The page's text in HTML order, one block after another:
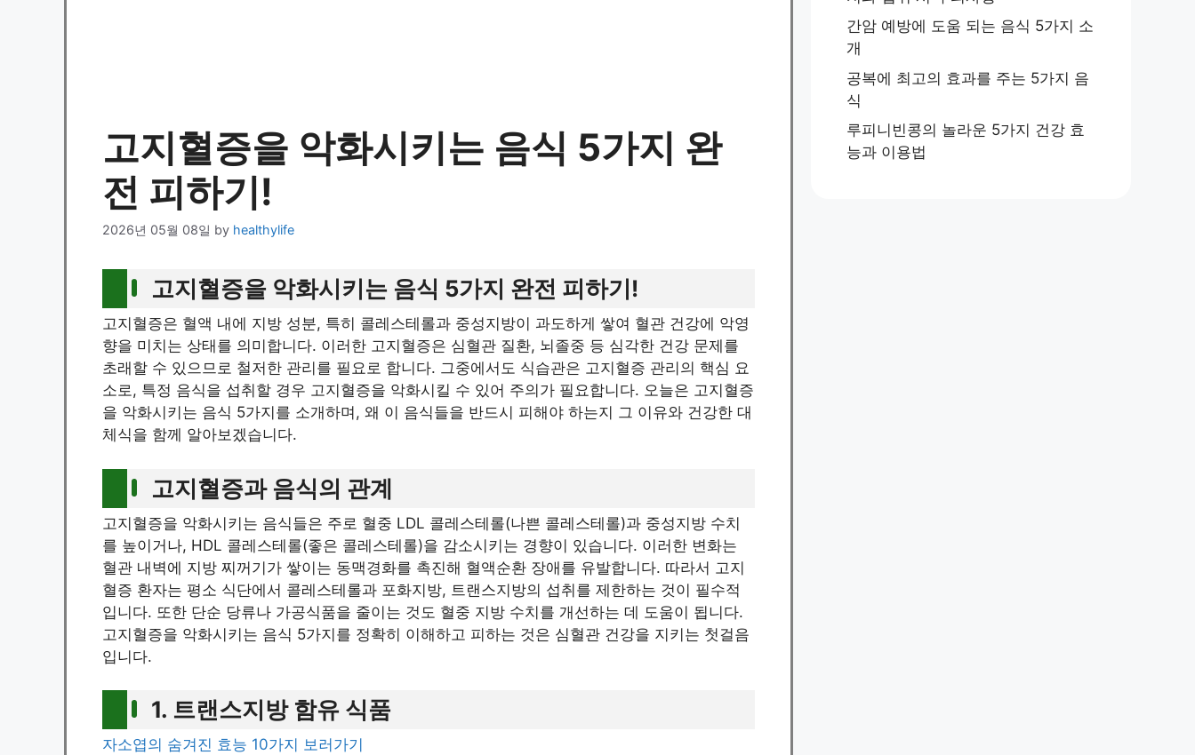
고지혈증을 악화시키는 음식 5가지 완
전 피하기!
2026년 05월 08일 by healthylife
고지혈증을 악화시키는 음식 5가지 완전 피하기!
고지혈증은 혈액 내에 지방 성분, 특히 콜레스테롤과 중성지방이 과도하게 쌓여 혈관 건강에 악영
향을 미치는 상태를 의미합니다. 이러한 고지혈증은 심혈관 질환, 뇌졸중 등 심각한 건강 문제를
초래할 수 있으므로 철저한 관리를 필요로 합니다. 그중에서도 식습관은 고지혈증 관리의 핵심 요
소로, 특정 음식을 섭취할 경우 고지혈증을 악화시킬 수 있어 주의가 필요합니다. 오늘은 고지혈증
을 악화시키는 음식 5가지를 소개하며, 왜 이 음식들을 반드시 피해야 하는지 그 이유와 건강한 대
체식을 함께 알아보겠습니다.
고지혈증과 음식의 관계
고지혈증을 악화시키는 음식들은 주로 혈중 LDL 콜레스테롤(나쁜 콜레스테롤)과 중성지방 수치
를 높이거나, HDL 콜레스테롤(좋은 콜레스테롤)을 감소시키는 경향이 있습니다. 이러한 변화는
혈관 내벽에 지방 찌꺼기가 쌓이는 동맥경화를 촉진해 혈액순환 장애를 유발합니다. 따라서 고지
혈증 환자는 평소 식단에서 콜레스테롤과 포화지방, 트랜스지방의 섭취를 제한하는 것이 필수적
입니다. 또한 단순 당류나 가공식품을 줄이는 것도 혈중 지방 수치를 개선하는 데 도움이 됩니다.
고지혈증을 악화시키는 음식 5가지를 정확히 이해하고 피하는 것은 심혈관 건강을 지키는 첫걸음
입니다.
1. 트랜스지방 함유 식품
자소엽의 숨겨진 효능 10가지 보러가기
간암 예방에 도움 되는 음식 5가지 소
개
공복에 최고의 효과를 주는 5가지 음
식
루피니빈콩의 놀라운 5가지 건강 효
능과 이용법